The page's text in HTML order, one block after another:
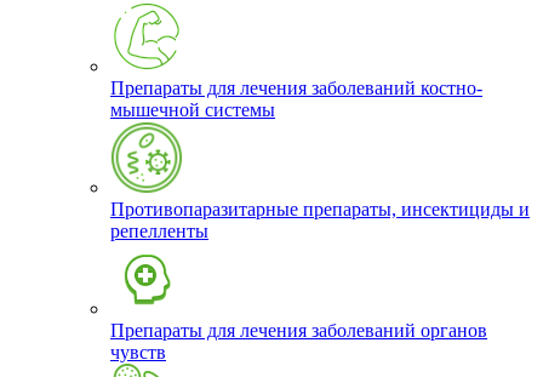
Препараты для лечения заболеваний костно-
мышечной системы
Противопаразитарные препараты, инсектициды и
репелленты
Препараты для лечения заболеваний органов
чувств